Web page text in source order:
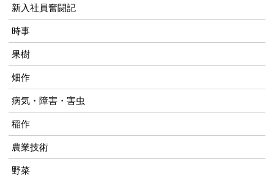
新入社員奮闘記
時事
果樹
畑作
病気・障害・害虫
稲作
農業技術
野菜